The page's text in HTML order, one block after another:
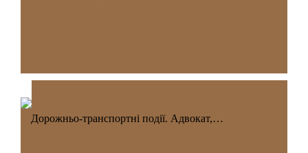
Дорожньо-транспортні події. Адвокат,…